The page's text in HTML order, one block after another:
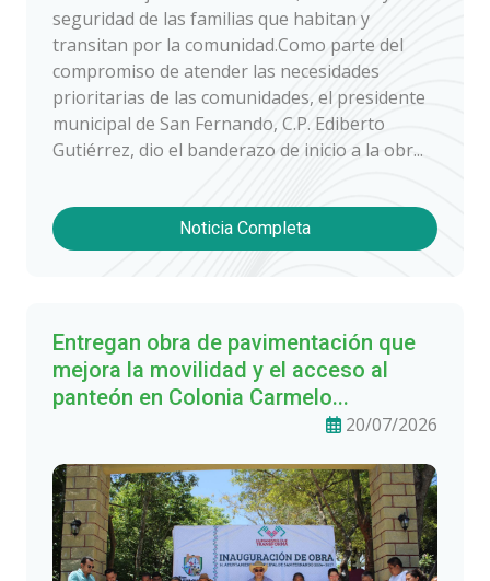
seguridad de las familias que habitan y
transitan por la comunidad.Como parte del
compromiso de atender las necesidades
prioritarias de las comunidades, el presidente
municipal de San Fernando, C.P. Ediberto
Gutiérrez, dio el banderazo de inicio a la obr...
Noticia Completa
Entregan obra de pavimentación que
mejora la movilidad y el acceso al
panteón en Colonia Carmelo...
20/07/2026